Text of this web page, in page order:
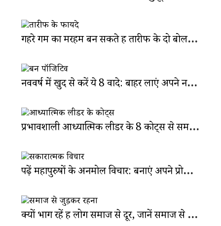
गहरे गम का मरहम बन सकते हैं तारीफ के दो बोल: कैसे करती है सराहना असर?
नववर्ष में खुद से करें ये 8 वादे: बाहर लाएं अपने नए और पॉजिटिव वर्जन को
प्रभावशाली आध्यात्मिक लीडर के 8 कोट्स से समझें जीवन का सार
पढ़ें महापुरुषों के अनमोल विचार: बनाएं अपने प्रोफेशन में अलग जगह
क्यों भाग रहें हैं लोग समाज से दूर, जानें समाज से जुड़ने के 6 फायदे